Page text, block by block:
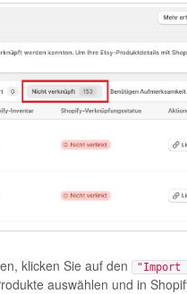
klicken Sie auf den "Import
auswählen und in